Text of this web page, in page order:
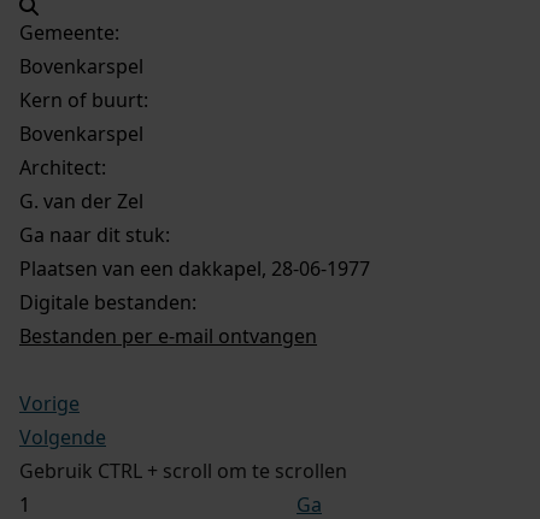
Gemeente:
Bovenkarspel
Kern of buurt:
Bovenkarspel
Architect:
G. van der Zel
Ga naar dit stuk:
Plaatsen van een dakkapel, 28-06-1977
Digitale bestanden:
Bestanden per e-mail ontvangen
Vorige
Volgende
Gebruik CTRL + scroll om te scrollen
Ga